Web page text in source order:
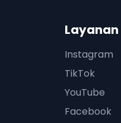
Layanan
Instagram
TikTok
YouTube
Facebook